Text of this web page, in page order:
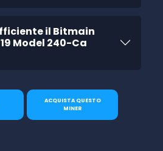
il Bitmain
Model 240-Ca
ACQUISTA QUESTO
MINER